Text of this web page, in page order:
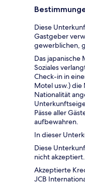
Diese
Gastgeber
gewerblichen,
Das
Soziales
Check-in in
Motel usw.) die
Nationalität
Pässe aller
aufbewahren.
In dieser
Diese
nicht akzeptiert.
Akzeptierte
JCB